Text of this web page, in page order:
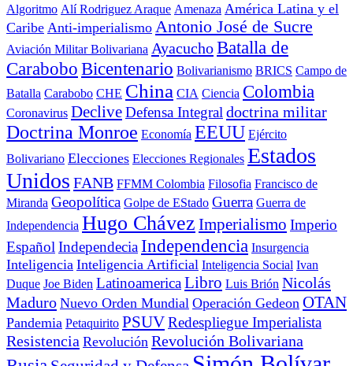
Algoritmo Alí Rodriguez Araque Amenaza América Latina y el
Caribe Anti-imperialismo Antonio José de Sucre
Aviación Militar Bolivariana AyacuchoBatalla de
Carabobo Bicentenario Bolivarianismo BRICS Campo de
Batalla Carabobo CHE China CIA Ciencia Colombia
Coronavirus DecliveDefensa Integraldoctrina militar
Doctrina Monroe Economía EEUU Ejército
Bolivariano Elecciones Elecciones Regionales Estados
Unidos FANB FFMM Colombia Filosofia Francisco de
Miranda Geopolítica Golpe de EStado Guerra Guerra de
Independencia Hugo Chávez Imperialismo Imperio
EspañolIndependeciaIndependencia Insurgencia
Inteligencia Inteligencia Artificial Inteligencia Social Ivan
Duque Joe Biden LatinoamericaLibro Luis Brión Nicolás
Maduro Nuevo Orden Mundial Operación Gedeon OTAN
Pandemia Petaquirito PSUVRedespliegue Imperialista
Resistencia Revolución Revolución Bolivariana